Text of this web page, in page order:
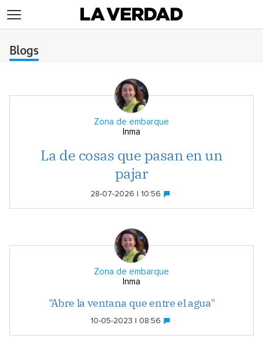
Blogs
Zona de embarque
Inma
La de cosas que pasan en un
pajar
28-07-2026 | 10:56
Zona de embarque
Inma
"Abre la ventana que entre el agua"
10-05-2023 | 08:56